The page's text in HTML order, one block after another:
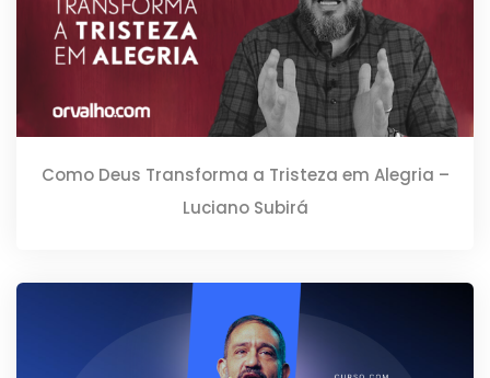
Como Deus Transforma a Tristeza em Alegria –
Luciano Subirá